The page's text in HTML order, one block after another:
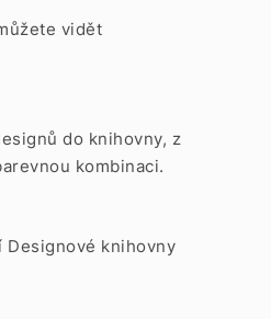
vidět
do knihovny, z
kombinaci.
Designové knihovny